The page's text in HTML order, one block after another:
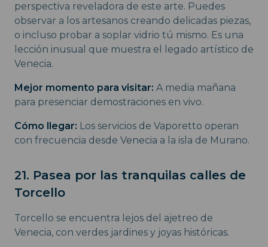
perspectiva reveladora de este arte. Puedes
observar a los artesanos creando delicadas piezas,
o incluso probar a soplar vidrio tú mismo. Es una
lección inusual que muestra el legado artístico de
Venecia.
Mejor momento para visitar: A media mañana
para presenciar demostraciones en vivo.
Cómo llegar: Los servicios de Vaporetto operan
con frecuencia desde Venecia a la isla de Murano.
21. Pasea por las tranquilas calles de
Torcello
Torcello se encuentra lejos del ajetreo de
Venecia, con verdes jardines y joyas históricas.